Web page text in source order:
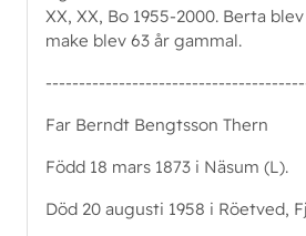
XX, XX, Bo 1955-2000. Berta
make blev 63 år gammal.
Far Berndt Bengtsson Thern
Född 18 mars 1873 i Näsum (L).
Död 20 augusti 1958 i Röetved,